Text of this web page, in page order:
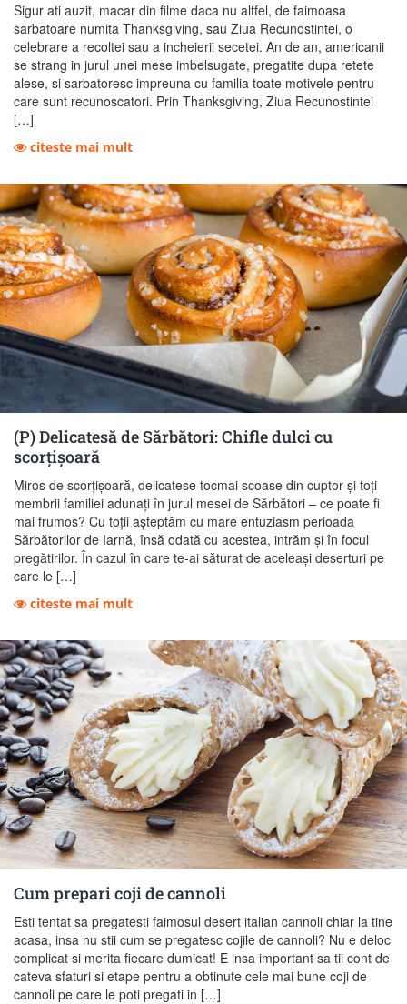
Sigur ati auzit, macar din filme daca nu altfel, de faimoasa
sarbatoare numita Thanksgiving, sau Ziua Recunostintei, o
celebrare a recoltei sau a incheierii secetei. An de an, americanii
se strang in jurul unei mese imbelsugate, pregatite dupa retete
alese, si sarbatoresc impreuna cu familia toate motivele pentru
care sunt recunoscatori. Prin Thanksgiving, Ziua Recunostintei
[…]
citeste mai mult
(P) Delicatesă de Sărbători: Chifle dulci cu
scorțișoară
Miros de scorțișoară, delicatese tocmai scoase din cuptor și toți
membrii familiei adunați în jurul mesei de Sărbători – ce poate fi
mai frumos? Cu toții așteptăm cu mare entuziasm perioada
Sărbătorilor de Iarnă, însă odată cu acestea, intrăm și în focul
pregătirilor. În cazul în care te-ai săturat de aceleași deserturi pe
care le […]
citeste mai mult
Cum prepari coji de cannoli
Esti tentat sa pregatesti faimosul desert italian cannoli chiar la tine
acasa, insa nu stii cum se pregatesc cojile de cannoli? Nu e deloc
complicat si merita fiecare dumicat! E insa important sa tii cont de
cateva sfaturi si etape pentru a obtinute cele mai bune coji de
cannoli pe care le poti pregati in […]